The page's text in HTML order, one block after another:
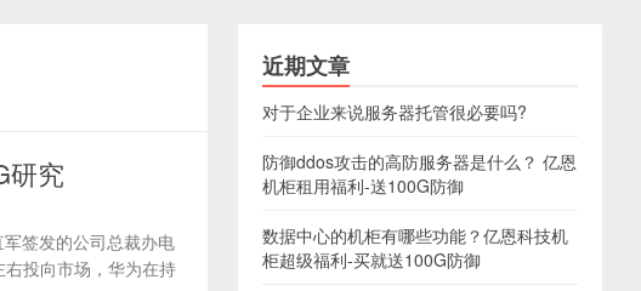
研究
签发的公司总裁办电
投向市场，华为在持
近期文章
对于企业来说服务器托管很必要吗?
防御ddos攻击的高防服务器是什么？ 亿恩
机柜租用福利-送100G防御
数据中心的机柜有哪些功能？亿恩科技机
柜超级福利-买就送100G防御